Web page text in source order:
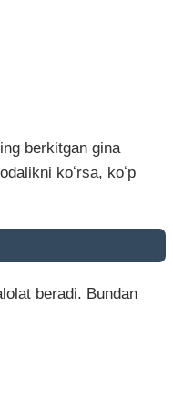
berkitgan gina
koʻrsa, koʻp
beradi. Bundan